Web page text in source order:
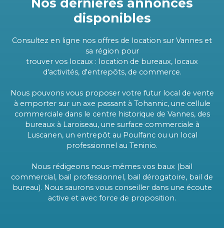
disponibles
Consultez en ligne nos offres de location sur Vannes et
sa région pour
trouver vos locaux : location de bureaux, locaux
d'activités, d'entrepôts, de commerce.
Nous pouvons vous proposer votre futur local de vente
à emporter sur un axe passant à Tohannic, une cellule
commerciale dans le centre historique de Vannes, des
bureaux à Laroiseau, une surface commerciale à
Luscanen, un entrepôt au Poulfanc ou un local
professionnel au Teninio.
Nous rédigeons nous-mêmes vos baux (bail
commercial, bail professionnel, bail dérogatoire, bail de
bureau). Nous saurons vous conseiller dans une écoute
active et avec force de proposition.